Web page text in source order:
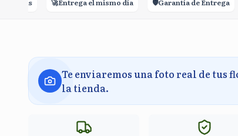
Entrega el mismo día Garantía de Entrega
Te enviaremos una foto real de tus
la tienda.